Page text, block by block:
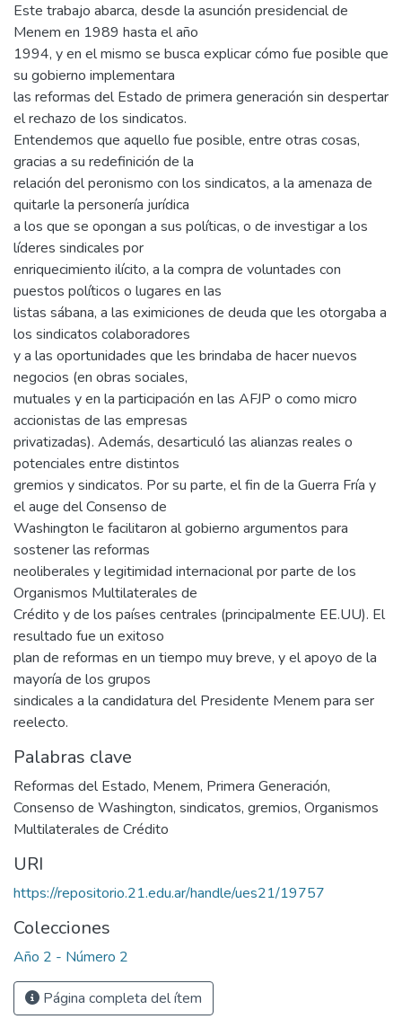
Este trabajo abarca, desde la asunción presidencial de
Menem en 1989 hasta el año
1994, y en el mismo se busca explicar cómo fue posible que
su gobierno implementara
las reformas del Estado de primera generación sin despertar
el rechazo de los sindicatos.
Entendemos que aquello fue posible, entre otras cosas,
gracias a su redefinición de la
relación del peronismo con los sindicatos, a la amenaza de
quitarle la personería jurídica
a los que se opongan a sus políticas, o de investigar a los
líderes sindicales por
enriquecimiento ilícito, a la compra de voluntades con
puestos políticos o lugares en las
listas sábana, a las eximiciones de deuda que les otorgaba a
los sindicatos colaboradores
y a las oportunidades que les brindaba de hacer nuevos
negocios (en obras sociales,
mutuales y en la participación en las AFJP o como micro
accionistas de las empresas
privatizadas). Además, desarticuló las alianzas reales o
potenciales entre distintos
gremios y sindicatos. Por su parte, el fin de la Guerra Fría y
el auge del Consenso de
Washington le facilitaron al gobierno argumentos para
sostener las reformas
neoliberales y legitimidad internacional por parte de los
Organismos Multilaterales de
Crédito y de los países centrales (principalmente EE.UU). El
resultado fue un exitoso
plan de reformas en un tiempo muy breve, y el apoyo de la
mayoría de los grupos
sindicales a la candidatura del Presidente Menem para ser
reelecto.
Palabras clave
Reformas del Estado, Menem, Primera Generación,
Consenso de Washington, sindicatos, gremios, Organismos
Multilaterales de Crédito
URI
https://repositorio.21.edu.ar/handle/ues21/19757
Colecciones
Año 2 - Número 2
Página completa del ítem